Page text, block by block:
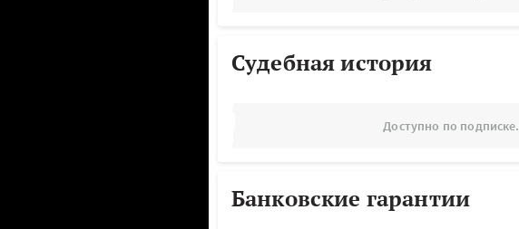
Судебная история
Доступно по подписке.
Банковские гарантии